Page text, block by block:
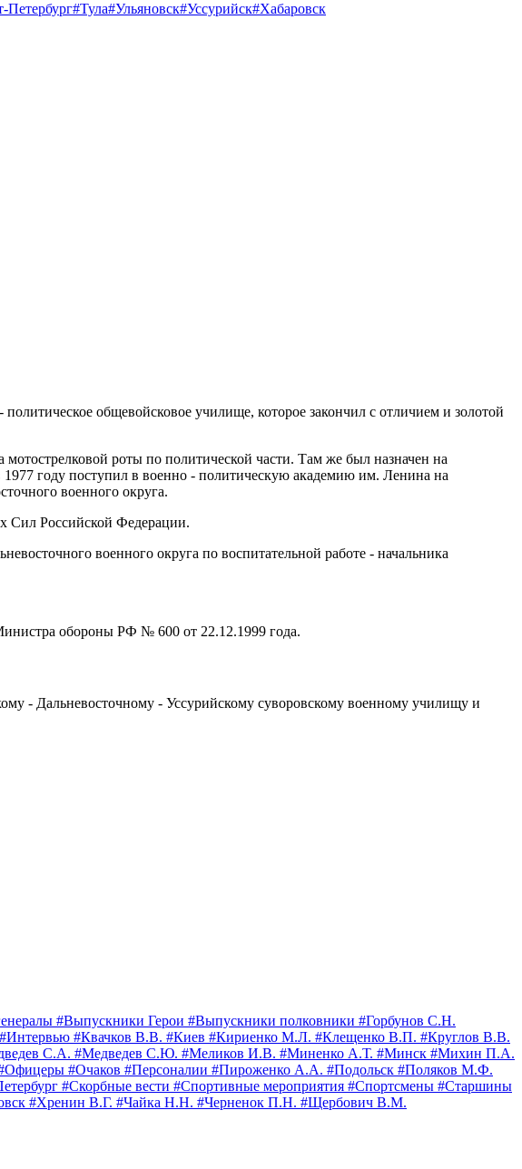
Петербург#Тула#Ульяновск#Уссурийск#Хабаровск
общевойсковое училище, которое закончил с отличием и золотой
роты по политической части. Там же был назначен на
1977 году поступил в военно - политическую академию им. Ленина на
военного округа.
Сил Российской Федерации.
военного округа по воспитательной работе - начальника
обороны РФ № 600 от 22.12.1999 года.
- Дальневосточному - Уссурийскому суворовскому военному училищу и
#Выпускники Герои #Выпускники полковники #Горбунов С.Н.
#Интервью #Квачков В.В. #Киев #Кириенко М.Л. #Клещенко В.П. #Круглов В.В.
С.А. #Медведев С.Ю. #Меликов И.В. #Миненко А.Т. #Минск #Михин П.А.
#Очаков #Персоналии #Пироженко А.А. #Подольск #Поляков М.Ф.
#Скорбные вести #Спортивные мероприятия #Спортсмены #Старшины
#Хренин В.Г. #Чайка Н.Н. #Черненок П.Н. #Щербович В.М.